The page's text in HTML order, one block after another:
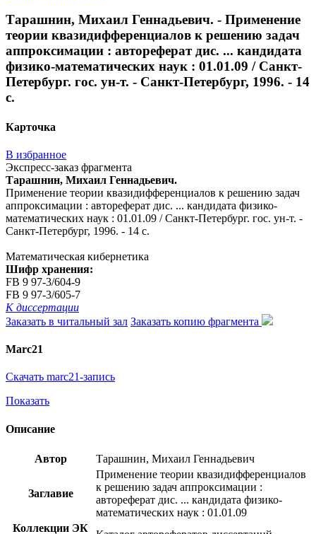
Тарашнин, Михаил Геннадьевич. - Применение
теории квазидифференциалов к решению задач
аппроксимации : автореферат дис. ... кандидата
физико-математических наук : 01.01.09 / Санкт-
Петербург. гос. ун-т. - Санкт-Петербург, 1996. - 14
с.
Карточка
В избранное
Экспресс-заказ фрагмента
Тарашнин, Михаил Геннадьевич.
Применение теории квазидифференциалов к решению задач
аппроксимации : автореферат дис. ... кандидата физико-
математических наук : 01.01.09 / Санкт-Петербург. гос. ун-т. -
Санкт-Петербург, 1996. - 14 с.
Математическая кибернетика
Шифр хранения:
FB 9 97-3/604-9
FB 9 97-3/605-7
К диссертации
Заказать в читальный зал Заказать копию фрагмента
Marc21
Скачать marc21-запись
Показать
Описание
Автор Тарашнин, Михаил Геннадьевич
Заглавие
Применение теории квазидифференциалов
к решению задач аппроксимации :
автореферат дис. ... кандидата физико-
математических наук : 01.01.09
Коллекции ЭК